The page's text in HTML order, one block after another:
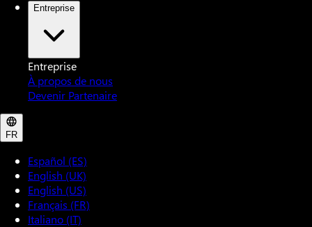
Entreprise
Entreprise
À propos de nous
Devenir Partenaire
FR
Español (ES)
English (UK)
English (US)
Français (FR)
Italiano (IT)